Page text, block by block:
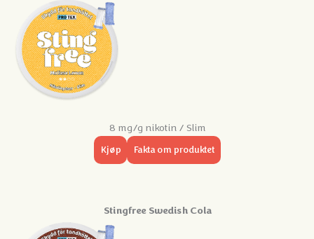
8 mg/g nikotin / Slim
Kjøp Fakta om produktet
Stingfree Swedish Cola